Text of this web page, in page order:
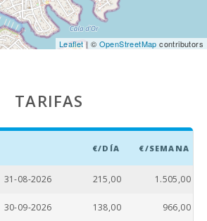
Leaflet| © OpenStreetMap contributors
TARIFAS
€/DÍA €/SEMANA
31-08-2026 215,00 1.505,00
30-09-2026 138,00 966,00